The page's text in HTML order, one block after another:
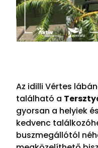
Az idilli Vértes
található a
gyorsan a helyiek
kedvenc
buszmegállótól